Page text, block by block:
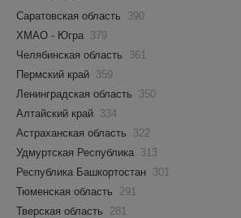
Саратовская область
390
ХМАО - Югра 379
Челябинская область
361
Пермский край 359
Ленинградская область
350
Алтайский край 334
Астраханская область
322
Удмуртская Республика 313
Республика Башкортостан 301
Тюменская область
291
Тверская область
281